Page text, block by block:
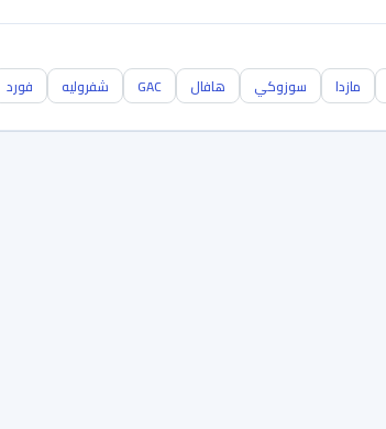
مازدا سوزوكي هافال GAC شفروليه فورد